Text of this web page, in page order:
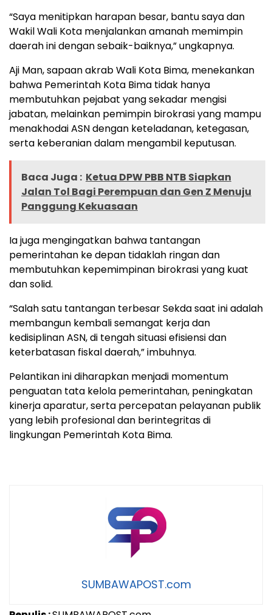
“Saya menitipkan harapan besar, bantu saya dan
Wakil Wali Kota menjalankan amanah memimpin
daerah ini dengan sebaik-baiknya,” ungkapnya.
Aji Man, sapaan akrab Wali Kota Bima, menekankan
bahwa Pemerintah Kota Bima tidak hanya
membutuhkan pejabat yang sekadar mengisi
jabatan, melainkan pemimpin birokrasi yang mampu
menakhodai ASN dengan keteladanan, ketegasan,
serta keberanian dalam mengambil keputusan.
Baca Juga : Ketua DPW PBB NTB Siapkan
Jalan Tol Bagi Perempuan dan Gen Z Menuju
Panggung Kekuasaan
Ia juga mengingatkan bahwa tantangan
pemerintahan ke depan tidaklah ringan dan
membutuhkan kepemimpinan birokrasi yang kuat
dan solid.
“Salah satu tantangan terbesar Sekda saat ini adalah
membangun kembali semangat kerja dan
kedisiplinan ASN, di tengah situasi efisiensi dan
keterbatasan fiskal daerah,” imbuhnya.
Pelantikan ini diharapkan menjadi momentum
penguatan tata kelola pemerintahan, peningkatan
kinerja aparatur, serta percepatan pelayanan publik
yang lebih profesional dan berintegritas di
lingkungan Pemerintah Kota Bima.
SUMBAWAPOST.com